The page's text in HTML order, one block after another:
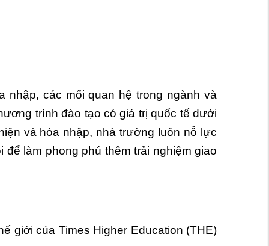
nhập, các mối quan hệ trong ngành và
trình đào tạo có giá trị quốc tế dưới
và hòa nhập, nhà trường luôn nỗ lực
làm phong phú thêm trải nghiệm giao
giới của Times Higher Education (THE)